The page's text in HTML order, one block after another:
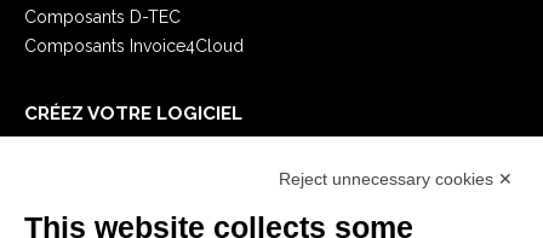
Composants D-TEC
Composants Invoice4Cloud
CRÉEZ VOTRE LOGICIEL
E-Book
Reject unnecessary cookies ✕
This website collects some